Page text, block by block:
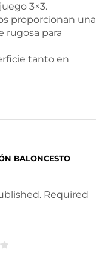
3×3.
proporcionan una
rugosa para
tanto en
BALONCESTO
Required